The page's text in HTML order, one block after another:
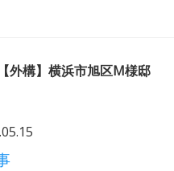
【外構】横浜市旭区M様邸